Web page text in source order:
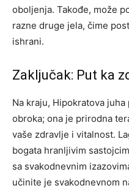
oboljenja. Takođe, može
razne druge jela, čime
ishrani.
Zaključak: Put ka
Na kraju, Hipokratova
obroka; ona je prirodna
vaše zdravlje i vitalnost.
bogata hranljivim
sa svakodnevnim
učinite je svakodnevnom